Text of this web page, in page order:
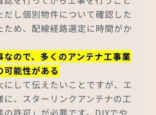
だし個別物件について確認した
ため、配線経路選定に時間がか
ので、多くのアンテナ工事業
可能性がある
にして伝えたいことですが、エ
に、スターリンクアンテナの工